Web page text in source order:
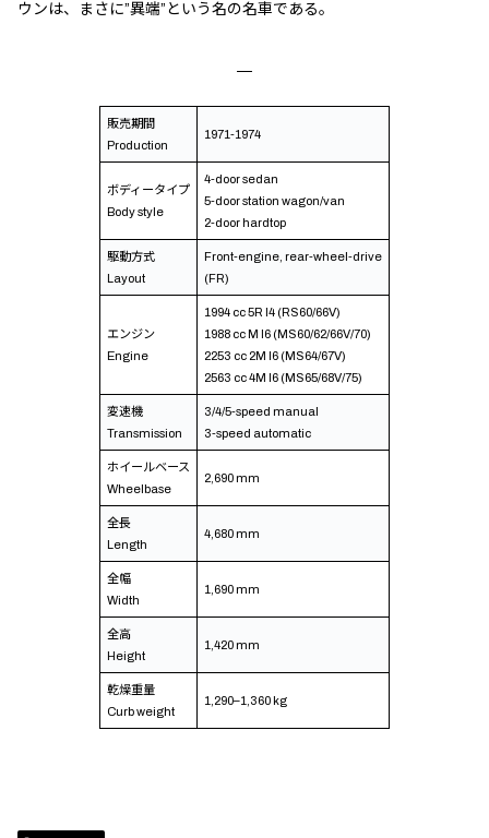
ウンは、まさに”異端”という名の名車である。
販売期間
Production
1971-1974
ボディータイプ
Body style
4-door sedan
5-door station wagon/van
2-door hardtop
駆動方式
Layout
Front-engine, rear-wheel-drive
(FR)
エンジン
Engine
1994 cc 5R I4 (RS60/66V)
1988 cc M I6 (MS60/62/66V/70)
2253 cc 2M I6 (MS64/67V)
2563 cc 4M I6 (MS65/68V/75)
変速機
Transmission
3/4/5-speed manual
3-speed automatic
ホイールベース
Wheelbase
2,690 mm
全長
Length
4,680 mm
全幅
Width
1,690 mm
全高
Height
1,420 mm
乾燥重量
Curb weight
1,290–1,360 kg